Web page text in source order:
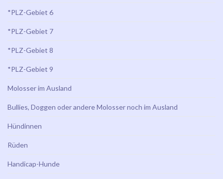
*PLZ-Gebiet 6
*PLZ-Gebiet 7
*PLZ-Gebiet 8
*PLZ-Gebiet 9
Molosser im Ausland
Bullies, Doggen oder andere Molosser noch im Ausland
Hündinnen
Rüden
Handicap-Hunde